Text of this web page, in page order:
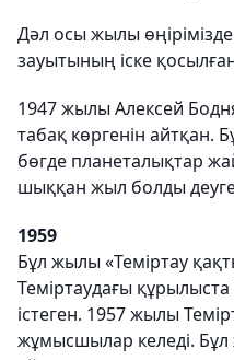
Дәл осы жылы
зауытының іске
1947 жылы Алексей
табақ көргенін айтқан.
бөгде планеталықтар
шыққан жыл болды
1959
Бұл жылы «Теміртау
Теміртаудағы
істеген. 1957 жылы
жұмысшылар келеді.